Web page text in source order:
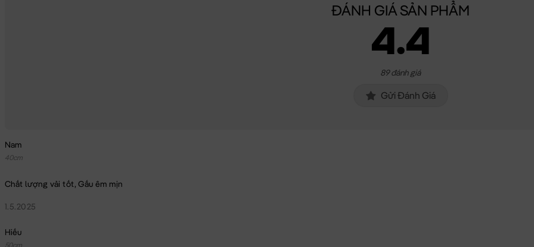
ĐÁNH GIÁ SẢN PHẨM
4.4
89 đánh giá
Gửi Đánh Giá
Nam
40cm
Chất lượng vải tốt, Gấu êm mịn
1.5.2025
Hiếu
50cm